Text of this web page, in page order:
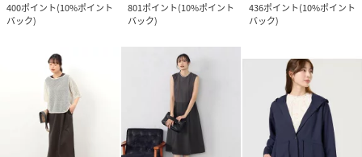
400ポイント(10%ポイント
バック)
801ポイント(10%ポイント
バック)
436ポイント(10%ポイント
バック)